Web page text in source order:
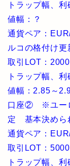
トラップ幅、
値幅：？
通貨ペア：
ルコの格付け
取引LOT：
トラップ幅、
値幅：2.85～
口座② ※ユー
定 基本決めら
通貨ペア：
取引LOT：
トラップ幅、